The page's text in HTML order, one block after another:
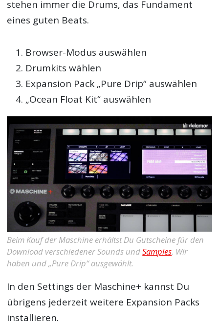
stehen immer die Drums, das Fundament
eines guten Beats.
Browser-Modus auswählen
Drumkits wählen
Expansion Pack „Pure Drip“ auswählen
„Ocean Float Kit“ auswählen
Beim Kauf der Maschine erhältst Du Gutscheine für den
Download verschiedener Sounds undSamples. Wir
haben und „Pure Drip“ ausgewählt.
In den Settings der Maschine+ kannst Du
übrigens jederzeit weitere Expansion Packs
installieren.